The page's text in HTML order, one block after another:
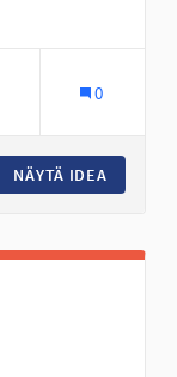
0
NÄYTÄ IDEA